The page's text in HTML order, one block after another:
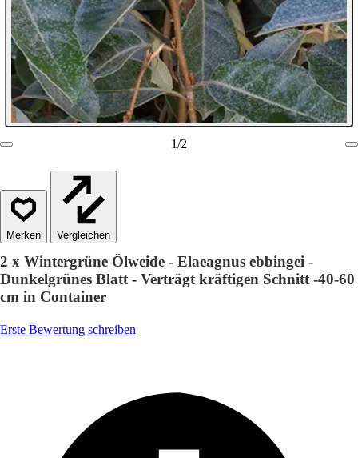
1/2
Vergleichen
2 x Wintergrüne Ölweide - Elaeagnus ebbingei -
Dunkelgrünes Blatt - Verträgt kräftigen Schnitt -40-60
cm in Container
Erste Bewertung schreiben